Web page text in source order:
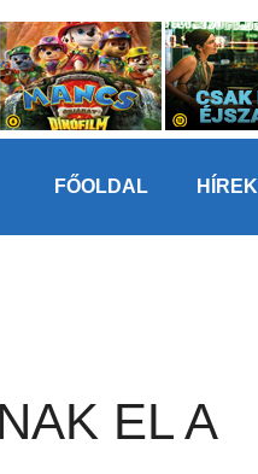
FŐOLDAL HÍREK
EL A